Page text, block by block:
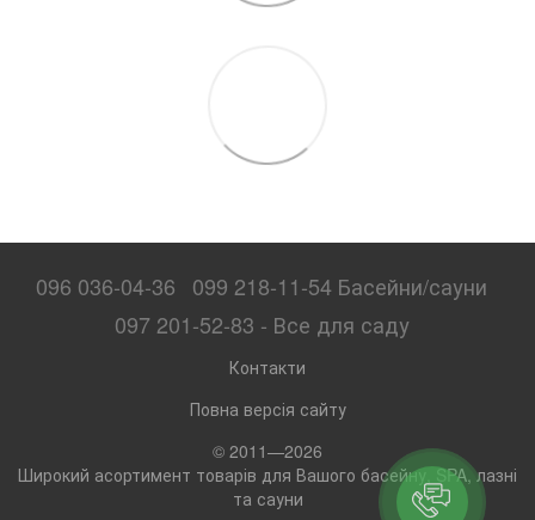
096 036-04-36
099 218-11-54 Басейни/сауни
097 201-52-83 - Все для саду
Контакти
Повна версія сайту
© 2011—2026
Широкий асортимент товарів для Вашого басейну, SPA, лазні
та сауни